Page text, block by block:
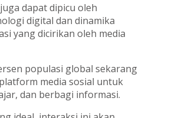
dapat dipicu oleh
digital dan dinamika
yang dicirikan oleh media
populasi global sekarang
media sosial untuk
dan berbagi informasi.